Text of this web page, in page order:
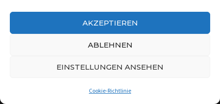
AKZEPTIEREN
ABLEHNEN
EINSTELLUNGEN ANSEHEN
Cookie-Richtlinie
INFO@DICEBREAKER.DE